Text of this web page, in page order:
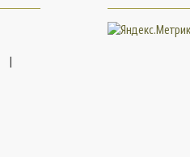
|